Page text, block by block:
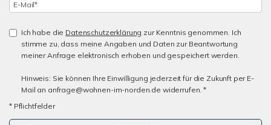
Ich habe die Datenschutzerklärung zur Kenntnis genommen. Ich
stimme zu, dass meine Angaben und Daten zur Beantwortung
meiner Anfrage elektronisch erhoben und gespeichert werden.
Hinweis: Sie können Ihre Einwilligung jederzeit für die Zukunft per E-
Mail an anfrage@wohnen-im-norden.de widerrufen. *
* Pflichtfelder